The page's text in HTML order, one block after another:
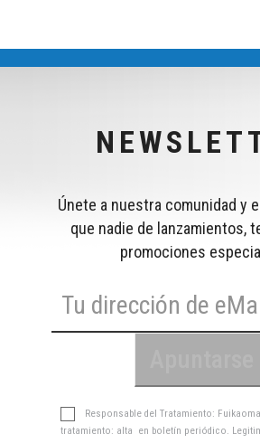
Únete a nuestra comunidad y
que nadie de lanzamientos,
promociones
Responsable del Tratamiento:
tratamiento: alta en boletín periódico.